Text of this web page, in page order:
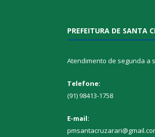
PREFEITURA DE SANTA
Atendimento de segunda a
Telefone:
(91) 98413-1758
E-mail: